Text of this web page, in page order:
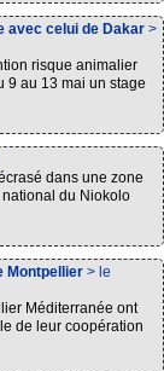
avec celui de Dakar >
risque animalier
9 au 13 mai un stage
dans une zone
du Niokolo
Montpellier > le
Méditerranée ont
de leur coopération